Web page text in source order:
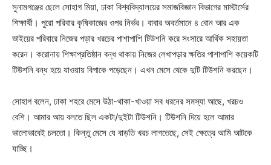
সুনামগঞ্জের ছেলে সোহাগ মিয়া, ঢাকা বিশ্ববিদ্যালয়ের সমাজবিজ্ঞান বিভাগের মাস্টার্সের
শিক্ষার্থী। পুরো পরিবার কৃষিকাজের ওপর নির্ভর। বাবার অবর্তমানে ৪ বোন আর এক
ভাইয়ের পরিবারে নিজের পড়ার খরচের পাশাপাশি টিউশনি করে সংসারে আর্থিক সহায়তা
করেন। করোনায় শিক্ষাপ্রতিষ্ঠান বন্ধ থাকায় নিজের লেখাপড়ার ক্ষতির পাশাপাশি কয়েকটি
টিউশনি বন্ধ হয়ে যাওয়ায় বিপাকে পড়েছেন। এখন মেসে থেকে দুটি টিউশনি করছেন।
সোহাগ বলেন, ঢাকা শহরে মেসে উঠা-থাকা-খাওয়া সব ধরনের সমস্যা আছে, খরচও
বেশি। আমার আয় বলতে ছিল একটা/দুইটা টিউশনি। টিউশনি দিয়ে হলে আমার
ভালোভাবেই চলতো। কিন্তু মেসে যে বাড়তি খরচ লাগতেছে, সেই ক্ষেত্রে আমি আটকে
যাচ্ছি।